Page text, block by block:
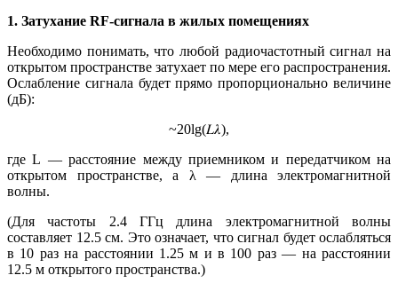
1. Затухание RF-сигнала в жилых помещениях
Необходимо понимать, что любой радиочастотный сигнал на
открытом пространстве затухает по мере его распространения.
Ослабление сигнала будет прямо пропорционально величине
(дБ):
~20lg(𝐿𝜆),
где L — расстояние между приемником и передатчиком на
открытом пространстве, а λ — длина электромагнитной
волны.
(Для частоты 2.4 ГГц длина электромагнитной волны
составляет 12.5 см. Это означает, что сигнал будет ослабляться
в 10 раз на расстоянии 1.25 м и в 100 раз — на расстоянии
12.5 м открытого пространства.)